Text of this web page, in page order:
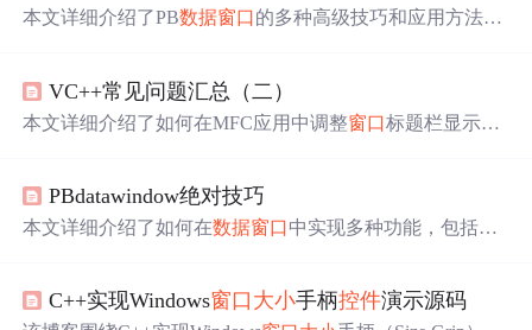
本文详细介绍了PB数据窗口的多种高级技巧和应用方法，
值、设置列为空、不同颜色间隔、获取DDW
印大小、在已过滤基础上过滤、显示动态时间、设置行指
列、清空项目、实现字体旋转、获取SQL代码、获取虚拟
存储容量、连续打印、设置分组记录号、实现新增行编
辑、统计数据 窗口选中行数、打印单记录、字段 自动换
固定第一列、禁止修改列宽度、光标定位事件、改变列位
置、循环删除行、
窗口 循环删除行方法。
VC++常见问题汇总（二）
本文详细介绍了如何在MFC应用中调整窗口标题栏显示内
文档名、调整视窗口大小、对话框
C功能添加、绑定数据库表更新、窗口最大化显示、对话
题。
PBdatawindow绝对技巧
本文详细介绍了如何在数据窗口中实现多种功能，包括显
值、设置列为空、不同行颜色间隔、获取特定对象、缩放
C++实现Windows窗口 大小手柄控件演示源码